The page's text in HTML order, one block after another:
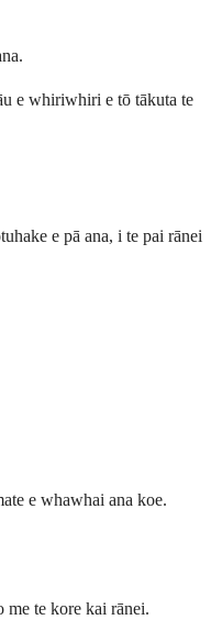
e whiriwhiri e tō tākuta te
e pā ana, i te pai rānei
e whawhai ana koe.
me te kore kai rānei.